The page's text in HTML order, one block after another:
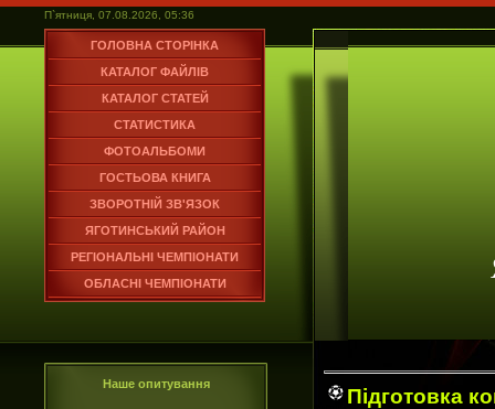
П`ятниця, 07.08.2026, 05:36
ГОЛОВНА СТОРІНКА
КАТАЛОГ ФАЙЛІВ
КАТАЛОГ СТАТЕЙ
СТАТИСТИКА
ФОТОАЛЬБОМИ
ГОСТЬОВА КНИГА
ЗВОРОТНІЙ ЗВ'ЯЗОК
ЯГОТИНСЬКИЙ РАЙОН
РЕГІОНАЛЬНІ ЧЕМПІОНАТИ
ОБЛАСНІ ЧЕМПІОНАТИ
Наше опитування Підготовка